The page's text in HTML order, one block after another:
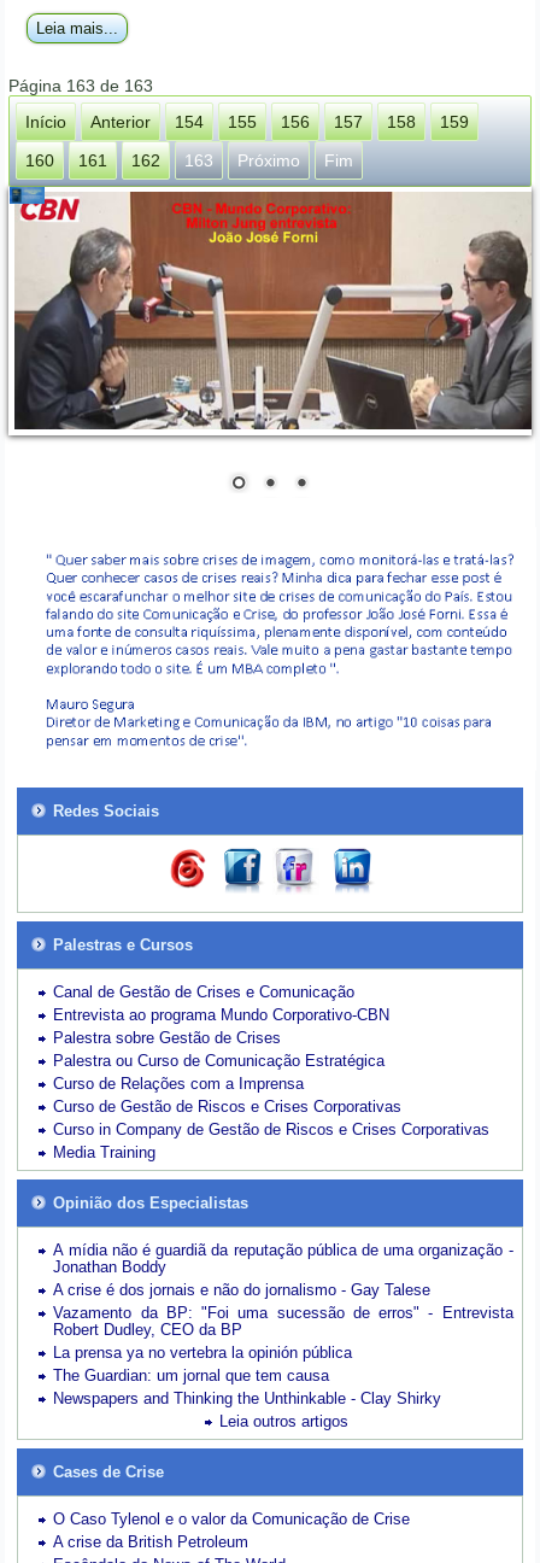
Leia mais...
Página 163 de 163
Início
Anterior 154 155 156 157 158
159
160
161 162 163 Próximo Fim
Redes Sociais
Palestras e Cursos
Canal de Gestão de Crises e Comunicação
Entrevista ao programa Mundo Corporativo-CBN
Palestra sobre Gestão de Crises
Palestra ou Curso de Comunicação Estratégica
Curso de Relações com a Imprensa
Curso de Gestão de Riscos e Crises Corporativas
Curso in Company de Gestão de Riscos e Crises Corporativas
Media Training
Opinião dos Especialistas
A mídia não é guardiã da reputação pública de uma organização -
Jonathan Boddy
A crise é dos jornais e não do jornalismo - Gay Talese
Vazamento da BP: "Foi uma sucessão de erros" - Entrevista
Robert Dudley, CEO da BP
La prensa ya no vertebra la opinión pública
The Guardian: um jornal que tem causa
Newspapers and Thinking the Unthinkable - Clay Shirky
Leia outros artigos
Cases de Crise
O Caso Tylenol e o valor da Comunicação de Crise
A crise da British Petroleum